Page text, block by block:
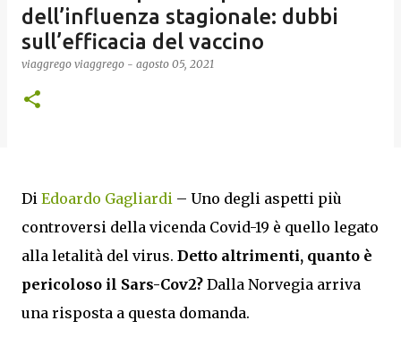
dell’influenza stagionale: dubbi
sull’efficacia del vaccino
viaggrego viaggrego - agosto 05, 2021
Di Edoardo Gagliardi – Uno degli aspetti più
controversi della vicenda Covid-19 è quello legato
alla letalità del virus. Detto altrimenti, quanto è
pericoloso il Sars-Cov2? Dalla Norvegia arriva
una risposta a questa domanda.